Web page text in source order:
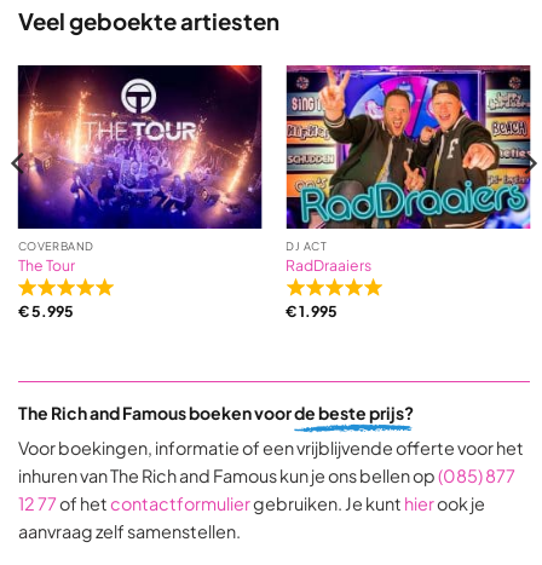
5
based
on
3
ratings
on
1
ratings
Veel geboekte artiesten
COVERBAND
The Tour
Rated
5,0
based
31
ratings
€5.995
DJ ACT
RadDraaiers
Rated
5,0
based
on
9
ratings
€1.995
The Rich and Famous boeken voorde beste prijs?
Voor boekingen, informatie of een vrijblijvende offerte voor het
inhuren van The Rich and Famous kun je ons bellen op(085) 877
12 77of hetcontactformuliergebruiken. Je kunt hierook je
aanvraag zelf samenstellen.